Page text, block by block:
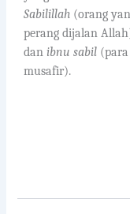
Sabilillah(orang
perang dijalan
dan ibnu sabil(para
musafir).